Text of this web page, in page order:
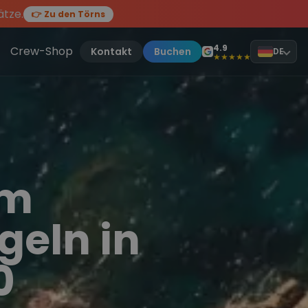
👉 Zu den Törns
Törn!
des Jahres, sei dabei.
Crew-Shop Kontakt Buchen 4.9
★★★★★ DE
in